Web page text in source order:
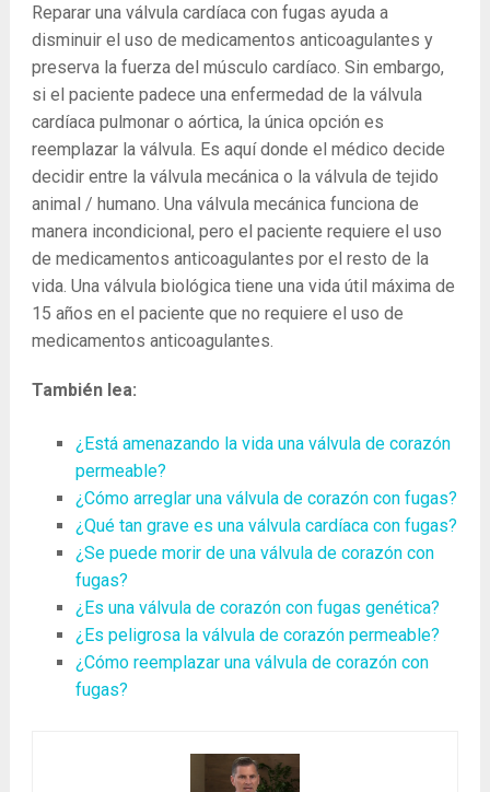
Reparar una válvula cardíaca con fugas ayuda a
disminuir el uso de medicamentos anticoagulantes y
preserva la fuerza del músculo cardíaco. Sin embargo,
si el paciente padece una enfermedad de la válvula
cardíaca pulmonar o aórtica, la única opción es
reemplazar la válvula. Es aquí donde el médico decide
decidir entre la válvula mecánica o la válvula de tejido
animal / humano. Una válvula mecánica funciona de
manera incondicional, pero el paciente requiere el uso
de medicamentos anticoagulantes por el resto de la
vida. Una válvula biológica tiene una vida útil máxima de
15 años en el paciente que no requiere el uso de
medicamentos anticoagulantes.
También lea:
¿Está amenazando la vida una válvula de corazón
permeable?
¿Cómo arreglar una válvula de corazón con fugas?
¿Qué tan grave es una válvula cardíaca con fugas?
¿Se puede morir de una válvula de corazón con
fugas?
¿Es una válvula de corazón con fugas genética?
¿Es peligrosa la válvula de corazón permeable?
¿Cómo reemplazar una válvula de corazón con
fugas?